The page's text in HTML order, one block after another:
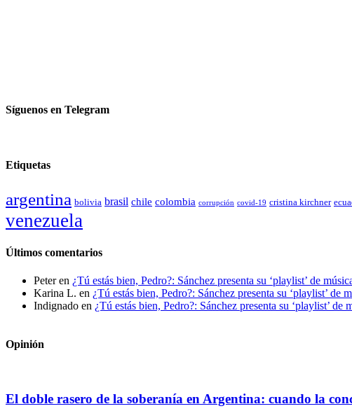
Síguenos en Telegram
Etiquetas
argentina bolivia brasil chile colombia corrupción covid-19 cristina kirchner
venezuela
Últimos comentarios
Peteren ¿Tú estás bien, Pedro?: Sánchez presenta su ‘playlist’ de
Karina L. en ¿Tú estás bien, Pedro?: Sánchez presenta su ‘playlist’
Indignado en ¿Tú estás bien, Pedro?: Sánchez presenta su ‘playlist’
Opinión
El doble rasero de la soberanía en Argentina: cuando la